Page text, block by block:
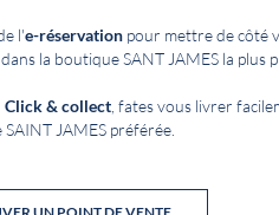
l'e-réservation pour mettre de côté
la boutique SANT JAMES la plus
Click & collect, fates vous livrer
JAMES préférée.